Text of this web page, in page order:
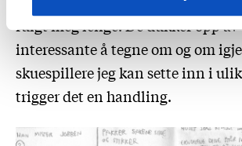
fulgt meg lenge. De dukker opp
interessante å tegne om og om
skuespillere jeg kan sette inn i
trigger det en handling.